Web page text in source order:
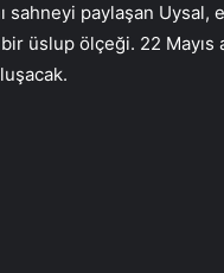
sahneyi paylaşan Uysal,
üslup ölçeği. 22 Mayıs